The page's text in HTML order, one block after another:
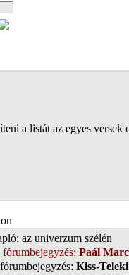
a listát az egyes versek
az univerzum szélén
Paál
Kiss-